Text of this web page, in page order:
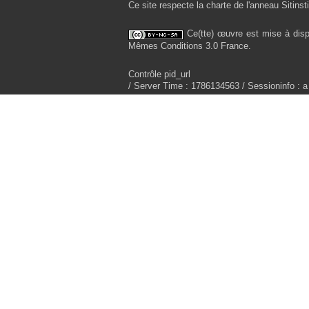
Ce site respecte la charte de l'anneau
Ce(tte) œuvre est mise à
Mêmes Conditions 3.0 France.
Contrôle pid_url
/ Server Time : 1786134563 / Sessioninfo : a